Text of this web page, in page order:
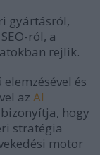
gyártásról,
ról, a
rejlik.
és
az AI
hogy
stratégia
motor